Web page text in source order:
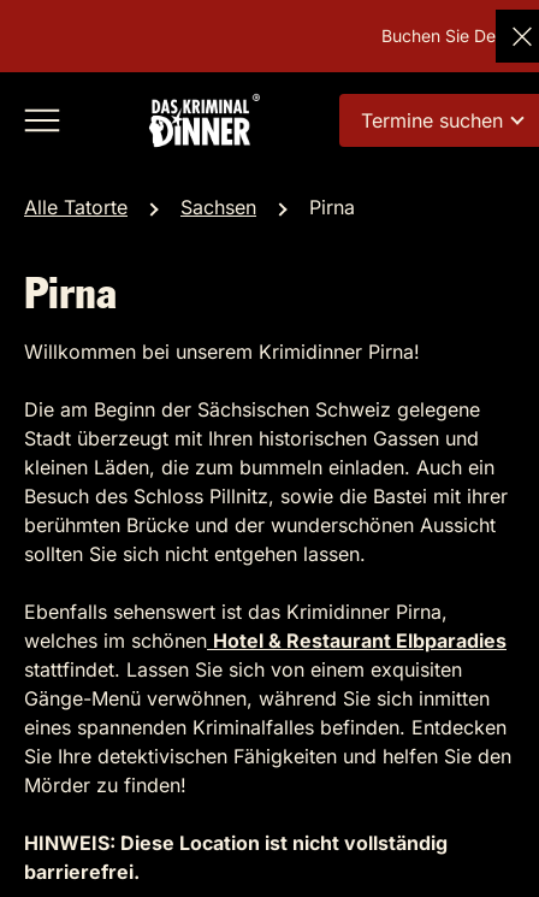
Buchen Sie
Termine suchen
Alle Tatorte Sachsen Pirna
Pirna
Willkommen bei unserem Krimidinner Pirna!
Die am Beginn der Sächsischen Schweiz gelegene
Stadt überzeugt mit Ihren historischen Gassen und
kleinen Läden, die zum bummeln einladen. Auch ein
Besuch des Schloss Pillnitz, sowie die Bastei mit ihrer
berühmten Brücke und der wunderschönen Aussicht
sollten Sie sich nicht entgehen lassen.
Ebenfalls sehenswert ist das Krimidinner Pirna,
welches im schönen Hotel & Restaurant Elbparadies
stattfindet. Lassen Sie sich von einem exquisiten
Gänge-Menü verwöhnen, während Sie sich inmitten
eines spannenden Kriminalfalles befinden. Entdecken
Sie Ihre detektivischen Fähigkeiten und helfen Sie den
Mörder zu finden!
HINWEIS: Diese Location ist nicht vollständig
barrierefrei.